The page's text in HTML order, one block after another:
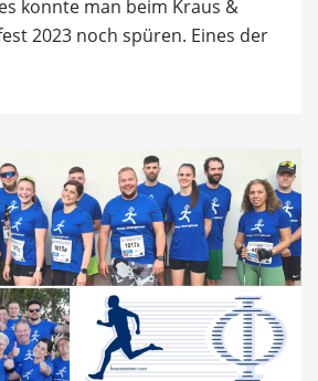
konnte man beim Kraus &
2023 noch spüren. Eines der